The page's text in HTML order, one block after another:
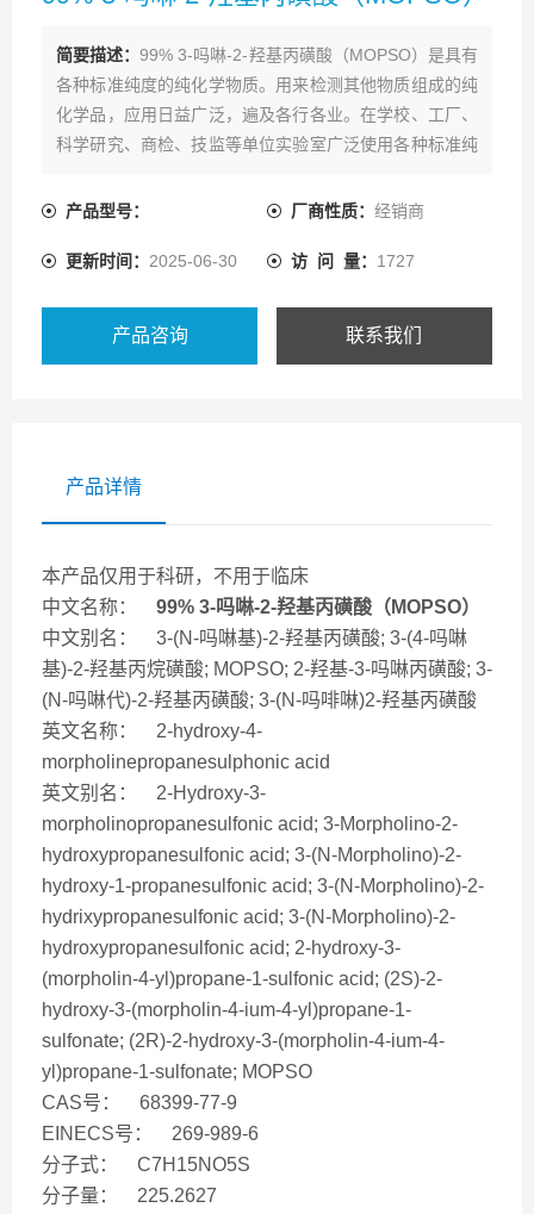
简要描述：99% 3-吗啉-2-羟基丙磺酸（MOPSO）是具有
各种标准纯度的纯化学物质。用来检测其他物质组成的纯
化学品，应用日益广泛，遍及各行各业。在学校、工厂、
科学研究、商检、技监等单位实验室广泛使用各种标准纯
产品型号：
厂商性质： 经销商
更新时间： 2025-06-30 访 问 量： 1727
产品咨询 联系我们
产品详情
本产品仅用于科研，不用于临床
中文名称： 99% 3-吗啉-2-羟基丙磺酸（MOPSO）
中文别名： 3-(N-吗啉基)-2-羟基丙磺酸; 3-(4-吗啉
基)-2-羟基丙烷磺酸; MOPSO; 2-羟基-3-吗啉丙磺酸; 3-
(N-吗啉代)-2-羟基丙磺酸; 3-(N-吗啡啉)2-羟基丙磺酸
英文名称： 2-hydroxy-4-
morpholinepropanesulphonic acid
英文别名： 2-Hydroxy-3-
morpholinopropanesulfonic acid; 3-Morpholino-2-
hydroxypropanesulfonic acid; 3-(N-Morpholino)-2-
hydroxy-1-propanesulfonic acid; 3-(N-Morpholino)-2-
hydrixypropanesulfonic acid; 3-(N-Morpholino)-2-
hydroxypropanesulfonic acid; 2-hydroxy-3-
(morpholin-4-yl)propane-1-sulfonic acid; (2S)-2-
hydroxy-3-(morpholin-4-ium-4-yl)propane-1-
sulfonate; (2R)-2-hydroxy-3-(morpholin-4-ium-4-
yl)propane-1-sulfonate; MOPSO
CAS号： 68399-77-9
EINECS号： 269-989-6
分子式： C7H15NO5S
分子量： 225.2627